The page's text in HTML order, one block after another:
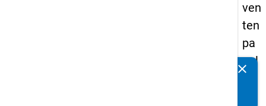
ven
ten
pa
nel
clear